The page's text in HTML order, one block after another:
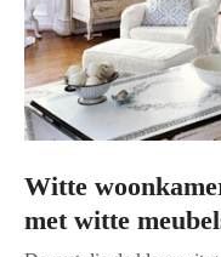
Witte
met witte